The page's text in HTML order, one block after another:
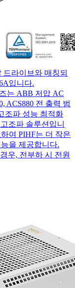
라이브와 매칭되
입니다.
는 ABB 저압 AC
ACS880 전 출력 범
조파 성능 최적화
조파 솔루션입니
여 PIHF는 더 작은
을 제공합니다.
우, 전부하 시 전원